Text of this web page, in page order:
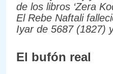
de los libros ‘Zera
El Rebe Naftali
Iyar de 5687 (1827)
El bufón real